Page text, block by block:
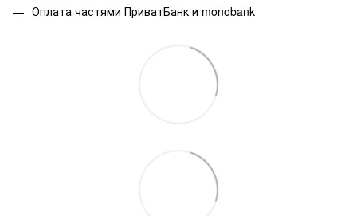
Оплата частями ПриватБанк и monobank